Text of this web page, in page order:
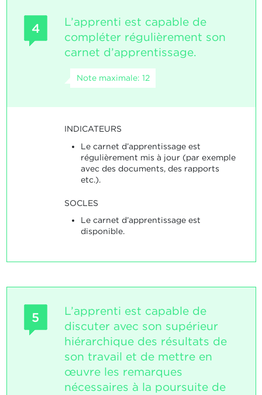
4
L’apprenti est capable de
compléter régulièrement son
carnet d’apprentissage.
Note maximale: 12
INDICATEURS
Le carnet d’apprentissage est
régulièrement mis à jour (par exemple
avec des documents, des rapports
etc.).
SOCLES
Le carnet d’apprentissage est
disponible.
5
L’apprenti est capable de
discuter avec son supérieur
hiérarchique des résultats de
son travail et de mettre en
œuvre les remarques
nécessaires à la poursuite de